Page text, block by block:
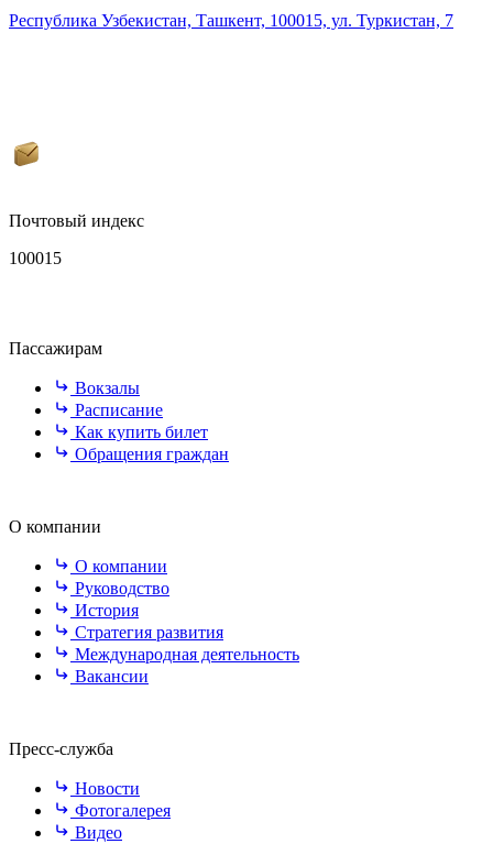
Республика Узбекистан, Ташкент, 100015, ул. Туркистан, 7
Почтовый индекс
100015
Пассажирам
Вокзалы
Расписание
Как купить билет
Обращения граждан
О компании
О компании
Руководство
История
Стратегия развития
Международная деятельность
Вакансии
Пресс-служба
Новости
Фотогалерея
Видео